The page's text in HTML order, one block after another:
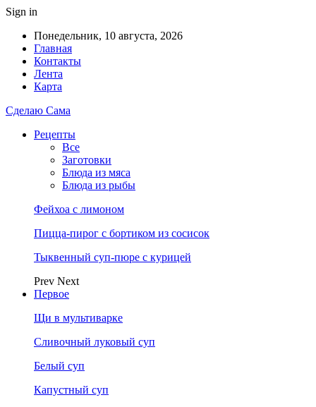
Sign in
Понедельник, 10 августа, 2026
Главная
Контакты
Лента
Карта
Сделаю Сама
Рецепты
Все
Заготовки
Блюда из мяса
Блюда из рыбы
Фейхоа с лимоном
Пицца-пирог с бортиком из сосисок
Тыквенный суп-пюре с курицей
Prev Next
Первое
Щи в мультиварке
Сливочный луковый суп
Белый суп
Капустный суп